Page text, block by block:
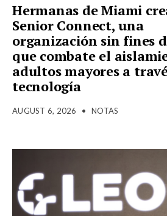
Hermanas de Miami
Senior Connect, una
organización sin fines
que combate el
adultos mayores a
tecnología
AUGUST 6, 2026 • NOTAS